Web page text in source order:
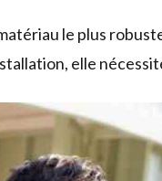
le plus
elle